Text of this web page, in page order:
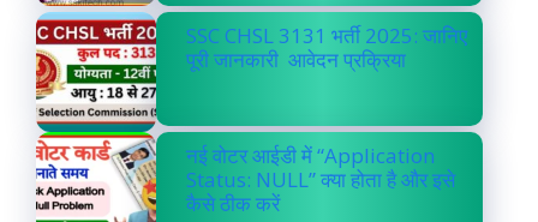
SSC CHSL 3131 भर्ती 2025: जानिए
पूरी जानकारी आवेदन प्रक्रिया
नई वोटर आईडी में “Application
Status: NULL” क्या होता है और इसे
कैसे ठीक करें